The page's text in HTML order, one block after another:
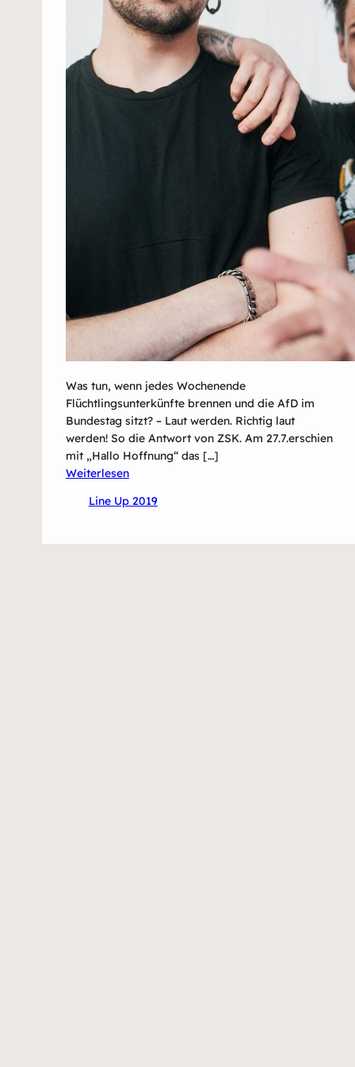
Was tun, wenn jedes Wochenende
Flüchtlingsunterkünfte brennen und die AfD im
Bundestag sitzt? – Laut werden. Richtig laut
werden! So die Antwort von ZSK. Am 27.7.erschien
mit „Hallo Hoffnung“ das […]
Weiterlesen:
Line Up 2019